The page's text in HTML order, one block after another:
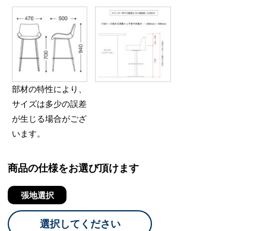
部材の特性により、
サイズは多少の誤差
が生じる場合がござ
います。
商品の仕様をお選び頂けます
張地選択
選択してください